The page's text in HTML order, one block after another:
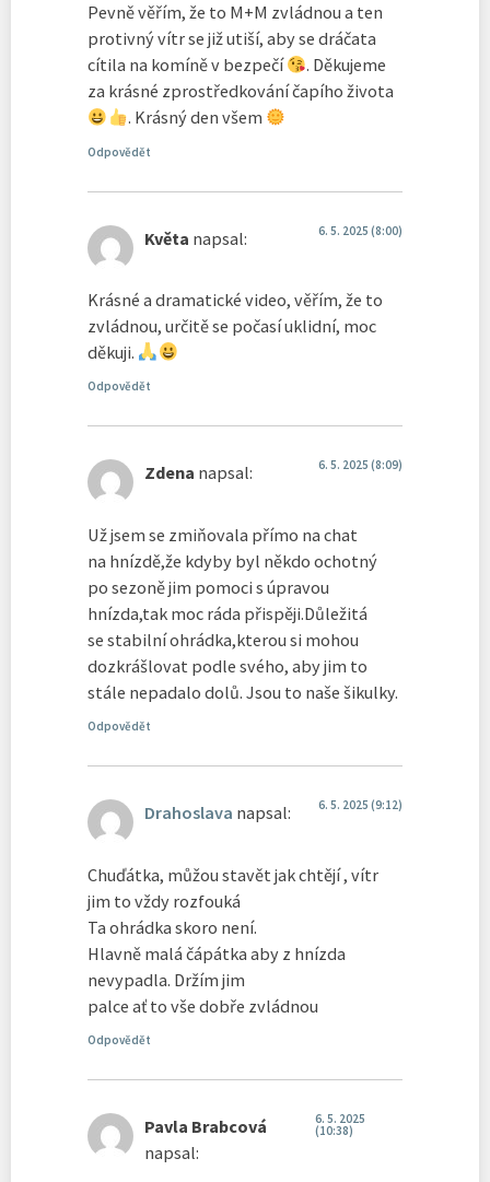
Pevně věřím, že to M+M zvládnou a ten
protivný vítr se již utiší, aby se dráčata
cítila na komíně v bezpečí
. Děkujeme
za krásné zprostředkování čapího života
. Krásný den všem
Odpovědět
Květa napsal: 6. 5. 2025 (8:00)
Krásné a dramatické video, věřím, že to
zvládnou, určitě se počasí uklidní, moc
děkuji.
Odpovědět
Zdena napsal: 6. 5. 2025 (8:09)
Už jsem se zmiňovala přímo na chat
na hnízdě,že kdyby byl někdo ochotný
po sezoně jim pomoci s úpravou
hnízda,tak moc ráda přispěji.Důležitá
se stabilní ohrádka,kterou si mohou
dozkrášlovat podle svého, aby jim to
stále nepadalo dolů. Jsou to naše šikulky.
Odpovědět
Drahoslava napsal: 6. 5. 2025 (9:12)
Chuďátka, můžou stavět jak chtějí , vítr
jim to vždy rozfouká
Ta ohrádka skoro není.
Hlavně malá čápátka aby z hnízda
nevypadla. Držím jim
palce ať to vše dobře zvládnou
Odpovědět
Pavla Brabcová
napsal:
6. 5. 2025
(10:38)